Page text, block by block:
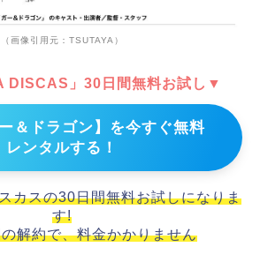
（画像引用元：TSUTAYA）
DISCAS」30日間無料お試し▼
＆ドラゴン】を今すぐ無料
レンタルする！
カスの30日間無料お試しになりま
す!
解約で、料金かかりません